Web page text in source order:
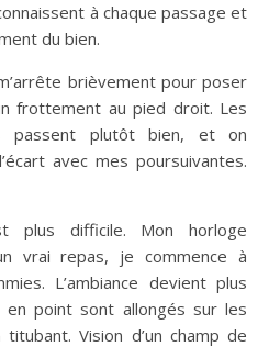
à chaque passage et
du bien.
brièvement pour poser
frottement au pied droit. Les
passent plutôt bien, et on
avec mes poursuivantes.
plus difficile. Mon horloge
vrai repas, je commence à
L’ambiance devient plus
point sont allongés sur les
Vision d’un champ de